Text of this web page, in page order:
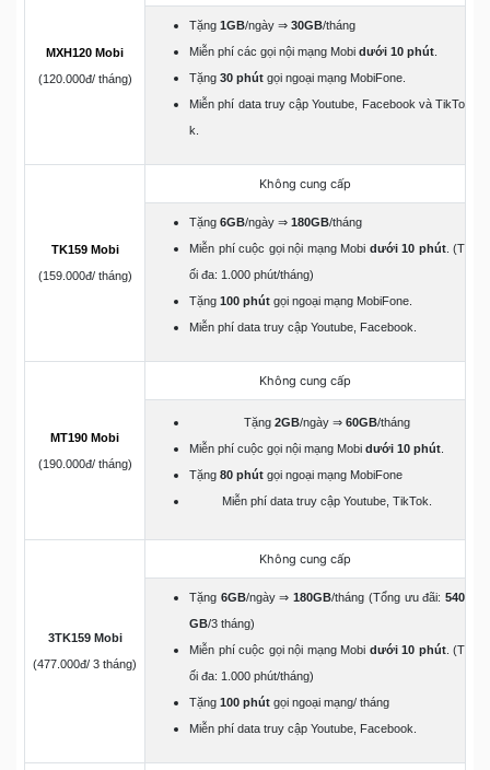
MXH120 Mobi
(120.000đ/ tháng)
Tặng 1GB/ngày ⇒ 30GB/tháng
Miễn phí các gọi nội mạng Mobi dưới 10 phút
Tặng 30 phút gọi ngoại mạng MobiFone.
Miễn phí data truy cập Youtube, Facebook và TikTo
k.
TK159 Mobi
(159.000đ/ tháng)
Không cung cấp
Tặng 6GB/ngày ⇒ 180GB/tháng
Miễn phí cuộc gọi nội mạng Mobi dưới 10 phút. (T
ối đa: 1.000 phút/tháng)
Tặng 100 phút gọi ngoại mạng MobiFone.
Miễn phí data truy cập Youtube, Facebook.
MT190 Mobi
(190.000đ/ tháng)
Không cung cấp
Tặng 2GB/ngày ⇒ 60GB/tháng
Miễn phí cuộc gọi nội mạng Mobi dưới 10 phút
Tặng 80 phút gọi ngoại mạng MobiFone
Miễn phí data truy cập Youtube, TikTok.
3TK159 Mobi
(477.000đ/ 3 tháng)
Không cung cấp
Tặng 6GB/ngày ⇒180GB/tháng (Tổng ưu đãi:540
GB/3 tháng)
Miễn phí cuộc gọi nội mạng Mobi dưới 10 phút. (T
ối đa: 1.000 phút/tháng)
Tặng 100 phút gọi ngoại mạng/ tháng
Miễn phí data truy cập Youtube, Facebook.